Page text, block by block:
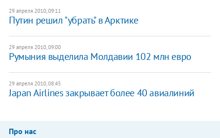
29 апреля 2010, 09:11
Путин решил "убрать" в Арктике
29 апреля 2010, 09:00
Румыния выделила Молдавии 102 млн евро
29 апреля 2010, 08:45
Japan Airlines закрывает более 40 авиалиний
Про нас